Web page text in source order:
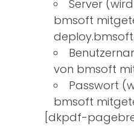
Server
bmsoft
von bmsoft
Passwort
bmsoft
[dkpdf-